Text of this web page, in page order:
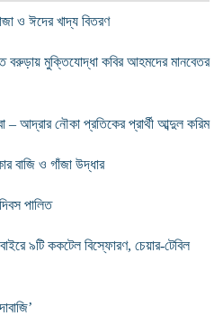
ও ঈদের খাদ্য বিতরণ
বরুড়ায় মুক্তিযোদ্ধা কবির আহমদের মানবেতর
– আদ্রার নৌকা প্রতিকের প্রার্থী আব্দুল করিম
বাজি ও গাঁজা উদ্ধার
পালিত
৯টি ককটেল বিস্ফোরণ, চেয়ার-টেবিল